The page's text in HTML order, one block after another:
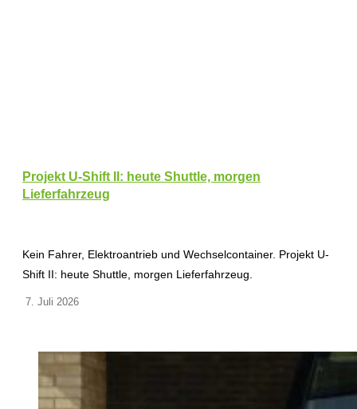
Projekt U-Shift II: heute Shuttle, morgen
Lieferfahrzeug
Kein Fahrer, Elektroantrieb und Wechselcontainer. Projekt U-
Shift II: heute Shuttle, morgen Lieferfahrzeug.
7. Juli 2026